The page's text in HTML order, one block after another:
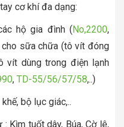
cơ khí đa dạng:
hộ gia đình (No,2200,
cho sữa chữa (tô vít đóng
vít dùng trong điện lạnh
, TD-55/56/57/58,..)
bộ lục giác,..
Kìm tuốt dây, Búa, Cờ lê,